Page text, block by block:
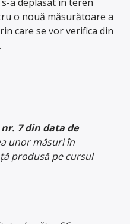
o nouă măsurătoare a
care se vor verifica din
nr. 7 din data de
unor măsuri în
produsă pe cursul